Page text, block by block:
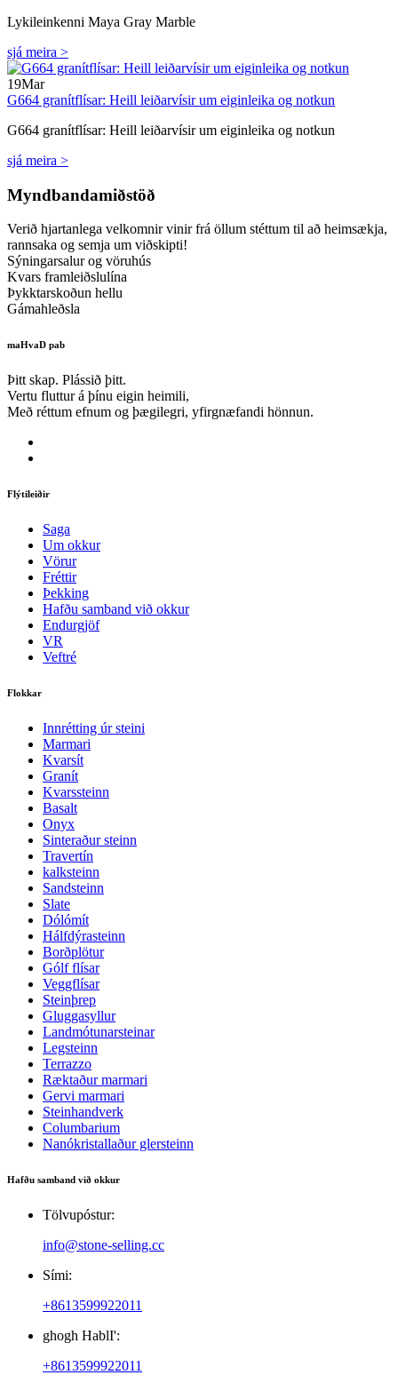
Lykileinkenni Maya Gray Marble
sjá meira >
19Mar
G664 granítflísar: Heill leiðarvísir um eiginleika og notkun
G664 granítflísar: Heill leiðarvísir um eiginleika og notkun
sjá meira >
Myndbandamiðstöð
Verið hjartanlega velkomnir vinir frá öllum stéttum til að heimsækja,
rannsaka og semja um viðskipti!
Sýningarsalur og vöruhús
Kvars framleiðslulína
Þykktarskoðun hellu
Gámahleðsla
maHvaD pab
Þitt skap. Plássið þitt.
Vertu fluttur á þínu eigin heimili,
Með réttum efnum og þægilegri, yfirgnæfandi hönnun.
Flýtileiðir
Saga
Um okkur
Vörur
Fréttir
Þekking
Hafðu samband við okkur
Endurgjöf
VR
Veftré
Flokkar
Innrétting úr steini
Marmari
Kvarsít
Granít
Kvarssteinn
Basalt
Onyx
Sinteraður steinn
Travertín
kalksteinn
Sandsteinn
Slate
Dólómít
Hálfdýrasteinn
Borðplötur
Gólf flísar
Veggflísar
Steinþrep
Gluggasyllur
Landmótunarsteinar
Legsteinn
Terrazzo
Ræktaður marmari
Gervi marmari
Steinhandverk
Columbarium
Nanókristallaður glersteinn
Hafðu samband við okkur
Tölvupóstur:
info@stone-selling.cc
Sími:
+8613599922011
ghogh HablI':
+8613599922011